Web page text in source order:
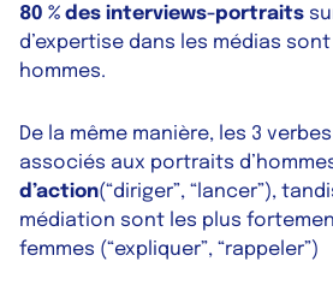
80 % des interviews-portraits
d’expertise dans les médias
hommes.
De la même manière, les 3
associés aux portraits
d’action(“diriger”, “lancer”),
médiation sont les plus
femmes (“expliquer”, “rappeler”)